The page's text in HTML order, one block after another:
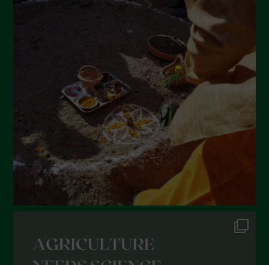
Aprile 2022
Febbraio 2022
Gennaio 2022
Dicembre 2021
Novembre 2021
Settembre 2021